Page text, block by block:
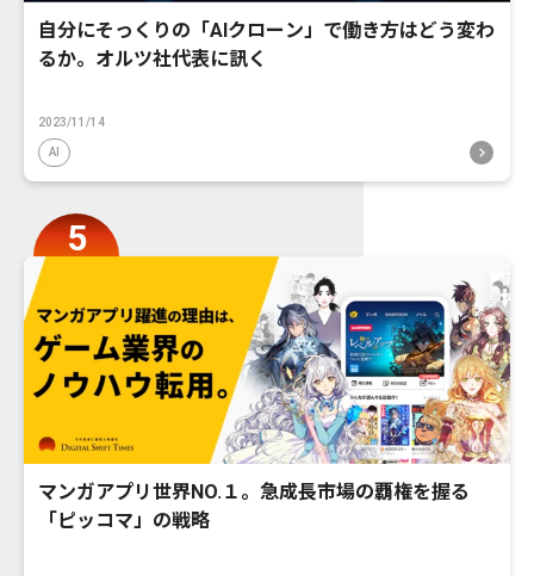
自分にそっくりの「AIクローン」で働き方はどう変わ
るか。オルツ社代表に訊く
2023/11/14
AI
マンガアプリ世界NO.１。急成長市場の覇権を握る
「ピッコマ」の戦略